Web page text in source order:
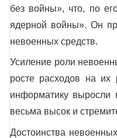
без войны», что, по
ядерной войны». Он
невоенных средств.
Усиление роли
росте расходов на
информатику выросли
весьма высок и
Достоинства